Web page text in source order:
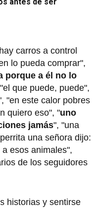
carros a control
lo pueda comprar",
porque a él no lo
que puede, puede",
"en este calor pobres
quiero eso", "uno
jamás", "una
una señora dijo:
esos animales",
de los seguidores
historias y sentirse